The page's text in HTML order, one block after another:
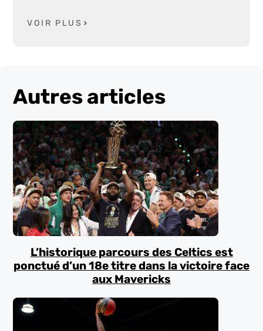
VOIR PLUS
Autres articles
L’historique parcours des Celtics est
ponctué d’un 18e titre dans la victoire face
aux Mavericks